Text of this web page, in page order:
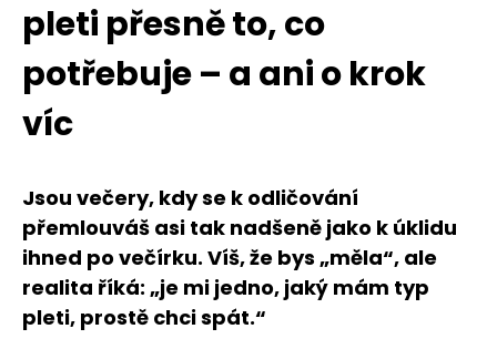
pleti přesně to, co
potřebuje – a ani o krok
víc
Jsou večery, kdy se k odličování
přemlouváš asi tak nadšeně jako k úklidu
ihned po večírku. Víš, že bys „měla“, ale
realita říká: „je mi jedno, jaký mám typ
pleti, prostě chci spát.“